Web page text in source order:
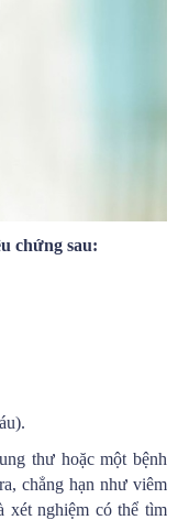
chứng sau:
thư hoặc một bệnh
chẳng hạn như viêm
xét nghiệm có thể tìm